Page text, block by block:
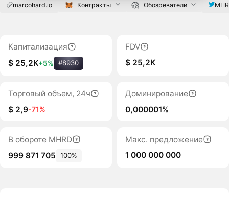
marcohard.io Контракты Обозреватели
Капитализация
$ 25,2K+5% #8930
FDV
$ 25,2K
Торговый объем, 24ч
$ 2,9-71%
Доминирование
0,000001%
В обороте MHRD
999 871 705
100%
Макс. предложение
1 000 000 000